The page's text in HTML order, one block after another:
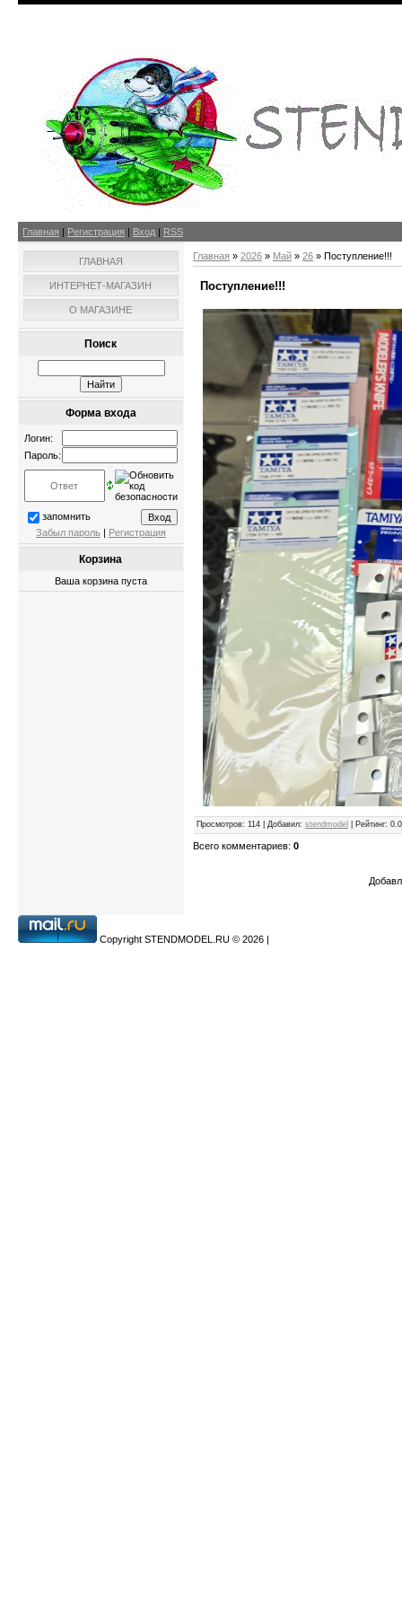
Главная | Регистрация | Вход | RSS
ГЛАВНАЯ
ИНТЕРНЕТ-МАГАЗИН
О МАГАЗИНЕ
Поиск
Форма входа
Логин:
Пароль:
запомнить
Забыл пароль | Регистрация
Корзина
Ваша корзина пуста
Главная » 2026 » Май » 26 » Поступление!!!
Поступление!!!
Просмотров: 114 Добавил: stendmodel Рейтинг: 0.0
Всего комментариев: 0
Copyright STENDMODEL.RU © 2026 |